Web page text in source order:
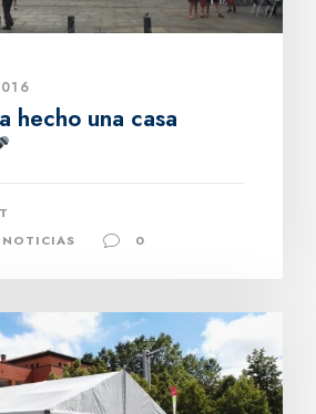
hecho una casa
NOTICIAS 0